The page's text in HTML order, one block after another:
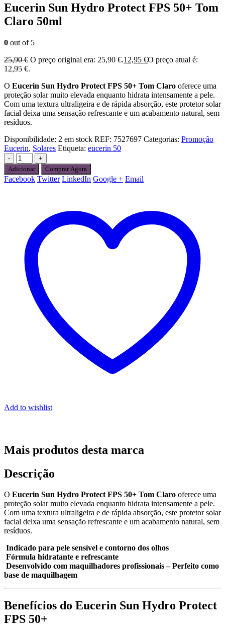
Eucerin Sun Hydro Protect FPS 50+ Tom
Claro 50ml
0 out of 5
25,90€ O preço original era: 25,90 €.12,95 €O preço atual é:
12,95 €.
O Eucerin Sun Hydro Protect FPS 50+ Tom Claro oferece uma
proteção solar muito elevada enquanto hidrata intensamente a pele.
Com uma textura ultraligeira e de rápida absorção, este protetor solar
facial deixa uma sensação refrescante e um acabamento natural, sem
resíduos.
Disponibilidade: 2 em stock REF: 7527697 Categorias: Promoção
Eucerin, Solares Etiqueta: eucerin 50
-
+
Adicionar
Comprar Agora
Facebook Twitter LinkedIn Google + Email
Add to wishlist
Mais produtos desta marca
Descrição
O Eucerin Sun Hydro Protect FPS 50+ Tom Claro oferece uma
proteção solar muito elevada enquanto hidrata intensamente a pele.
Com uma textura ultraligeira e de rápida absorção, este protetor solar
facial deixa uma sensação refrescante e um acabamento natural, sem
resíduos.
Indicado para pele sensível e contorno dos olhos
Fórmula hidratante e refrescante
Desenvolvido com maquilhadores profissionais – Perfeito como
base de maquilhagem
Benefícios do Eucerin Sun Hydro Protect
FPS 50+